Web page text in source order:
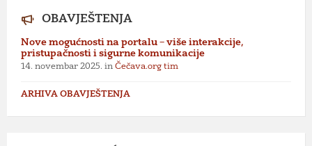
OBAVJEŠTENJA
Nove mogućnosti na portalu – više interakcije,
pristupačnosti i sigurne komunikacije
14. novembar 2025. in Čečava.org tim
ARHIVA OBAVJEŠTENJA